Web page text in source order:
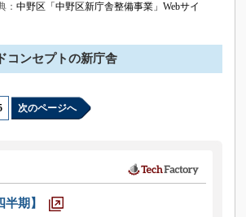
： 中野区「中野区新庁舎整備事業」Webサイ
コンセプトの新庁舎
次のページへ
期】